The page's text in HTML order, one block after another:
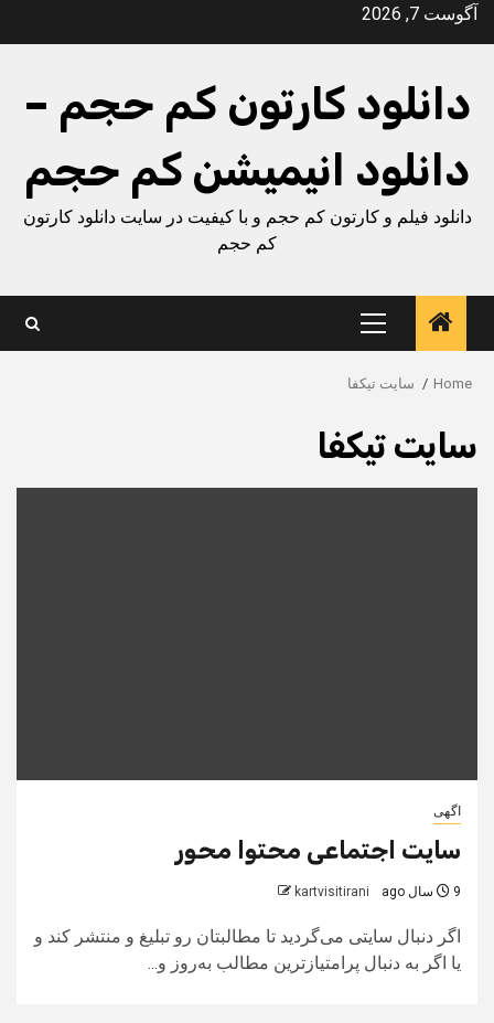
Skipآگوست 7, 2026
دانلود کارتون کم حجم –
دانلود انیمیشن کم حجم
دانلود فیلم و کارتون کم حجم و با کیفیت در سایت دانلود کارتون
کم حجم
Primary
Menu
Home سایت تیکفا
سایت تیکفا
اگهی
سایت اجتماعی محتوا محور
9 سال ago kartvisitirani
اگر دنبال سایتی می‌گردید تا مطالبتان رو تبلیغ و منتشر کند و
یا اگر به دنبال پرامتیازترین مطالب به‌روز و...